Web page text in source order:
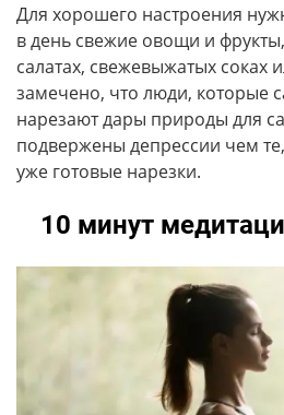
Для хорошего настроения
в день свежие овощи и
салатах, свежевыжатых соках
замечено, что люди, которые
нарезают дары природы для
подвержены депрессии чем
уже готовые нарезки.
10 минут